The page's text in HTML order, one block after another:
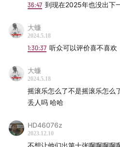
36:47 到现在2025年也没出下
大蠊
2024.5.18
1:30:37 听众可以评价喜不喜欢
大蠊
2024.5.18
摇滚乐怎么了不是摇滚乐怎么
丢人吗 哈哈
HD46076z
2023.12.10
不想让他们出第十张啊啊啊啊